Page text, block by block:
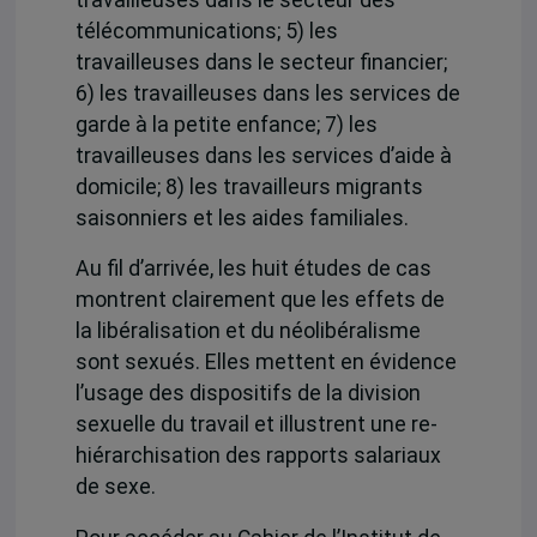
télécommunications; 5) les
travailleuses dans le secteur financier;
6) les travailleuses dans les services de
garde à la petite enfance; 7) les
travailleuses dans les services d’aide à
domicile; 8) les travailleurs migrants
saisonniers et les aides familiales.
Au fil d’arrivée, les huit études de cas
montrent clairement que les effets de
la libéralisation et du néolibéralisme
sont sexués. Elles mettent en évidence
l’usage des dispositifs de la division
sexuelle du travail et illustrent une re-
hiérarchisation des rapports salariaux
de sexe.